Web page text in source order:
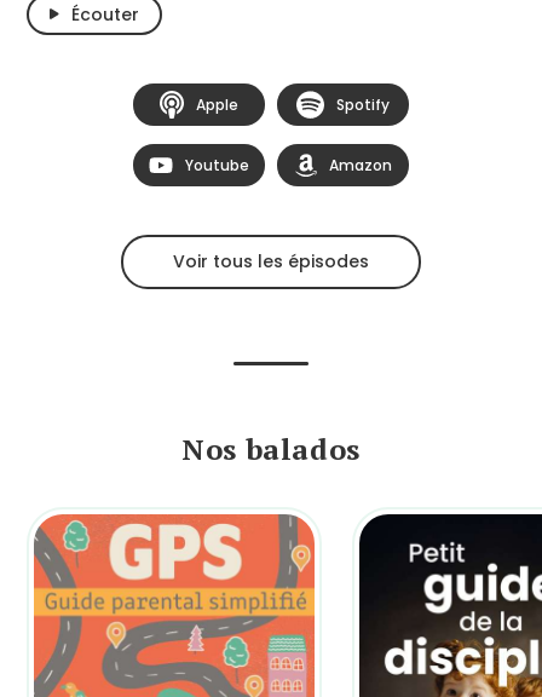
Écouter
Apple Spotify
Youtube Amazon
Voir tous les épisodes
Nos balados